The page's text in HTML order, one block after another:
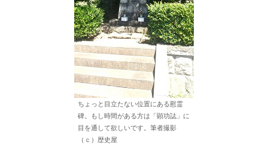
ちょっと目立たない位置にある慰霊
碑。もし時間がある方は「顕功誌」に
目を通して欲しいです。筆者撮影
（ｃ）歴史屋